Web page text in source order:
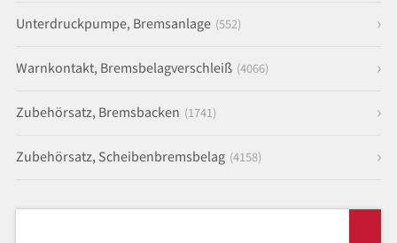
Unterdruckpumpe, Bremsanlage (552)
Warnkontakt, Bremsbelagverschleiß (4066)
Zubehörsatz, Bremsbacken (1741)
Zubehörsatz, Scheibenbremsbelag (4158)